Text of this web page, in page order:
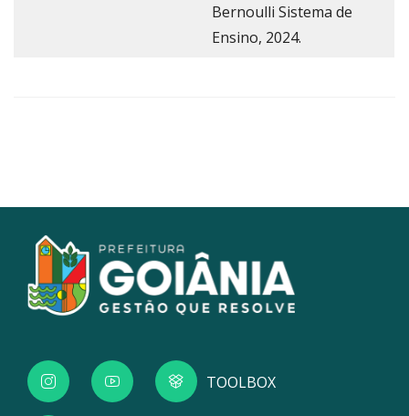
Bernoulli Sistema de
Ensino, 2024.
TOOLBOX